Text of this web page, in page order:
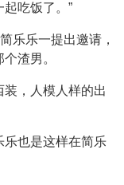
吃饭了。”
乐乐一提出邀请，
渣男。
，人模人样的出
乐也是这样在简乐